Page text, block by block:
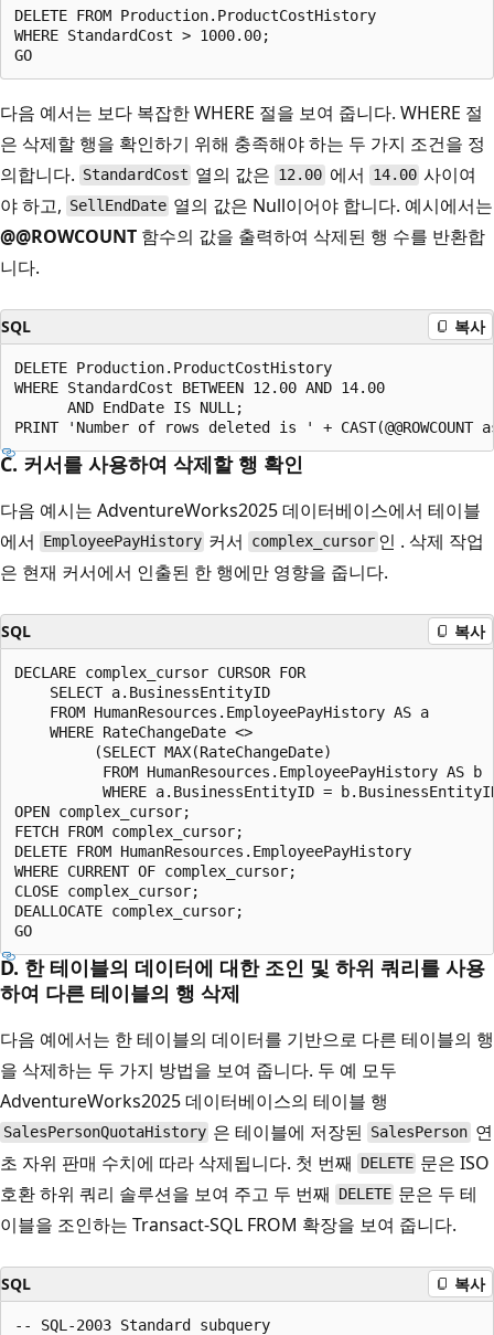
DELETE FROM Production.ProductCostHistory
WHERE StandardCost > 1000.00;
다음 예서는 보다 복잡한 WHERE 절을 보여 줍니다. WHERE 절
은 삭제할 행을 확인하기 위해 충족해야 하는 두 가지 조건을 정
의합니다. StandardCost 열의 값은 12.00에서 14.00 사이여
야 하고, SellEndDate 열의 값은 Null이어야 합니다. 예시에서는
@@ROWCOUNT 함수의 값을 출력하여 삭제된 행 수를 반환합
니다.
SQL 복사
DELETE Production.ProductCostHistory
WHERE StandardCost BETWEEN 12.00 AND 14.00
      AND EndDate IS NULL;
C. 커서를 사용하여 삭제할 행 확인
다음 예시는 AdventureWorks2025 데이터베이스에서 테이블
에서
EmployeePayHistory 커서 complex_cursor 인 . 삭제 작업
은 현재 커서에서 인출된 한 행에만 영향을 줍니다.
SQL 복사
DECLARE complex_cursor CURSOR FOR
    SELECT a.BusinessEntityID
    FROM HumanResources.EmployeePayHistory AS a
    WHERE RateChangeDate <>
         (SELECT MAX(RateChangeDate)
FROM HumanResources.EmployeePayHistory AS
WHERE a.BusinessEntityID =
OPEN complex_cursor;
FETCH FROM complex_cursor;
DELETE FROM HumanResources.EmployeePayHistory
WHERE CURRENT OF complex_cursor;
CLOSE complex_cursor;
DEALLOCATE complex_cursor;
D. 한 테이블의 데이터에 대한 조인 및 하위 쿼리를 사용
하여 다른 테이블의 행 삭제
다음 예에서는 한 테이블의 데이터를 기반으로 다른 테이블의 행
을 삭제하는 두 가지 방법을 보여 줍니다. 두 예 모두
AdventureWorks2025 데이터베이스의 테이블 행
SalesPersonQuotaHistory 은 테이블에 저장된 SalesPerson 연
초 자위 판매 수치에 따라 삭제됩니다. 첫 번째
DELETE 문은 ISO
호환 하위 쿼리 솔루션을 보여 주고 두 번째
DELETE 문은 두 테
이블을 조인하는 Transact-SQL FROM 확장을 보여 줍니다.
SQL 복사
-- SQL-2003 Standard subquery